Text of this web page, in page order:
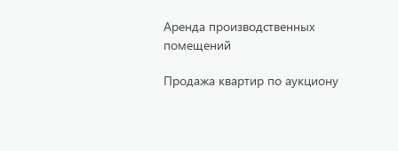
Аренда производственных
помещений
Продажа квартир по аукциону